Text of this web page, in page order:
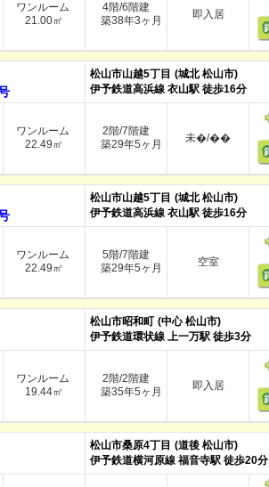
ワンルーム
21.00㎡
4階/6階建
築38年3ヶ月
即入居
松山市山越5丁目 (城北 松山市)
伊予鉄道高浜線 衣山駅 徒歩16分
ワンルーム
22.49㎡
2階/7階建
築29年5ヶ月
未�/��
松山市山越5丁目 (城北 松山市)
伊予鉄道高浜線 衣山駅 徒歩16分
ワンルーム
22.49㎡
5階/7階建
築29年5ヶ月
空室
松山市昭和町 (中心 松山市)
伊予鉄道環状線 上一万駅 徒歩3分
ワンルーム
19.44㎡
2階/2階建
築35年5ヶ月
即入居
松山市桑原4丁目 (道後 松山市)
伊予鉄道横河原線 福音寺駅 徒歩20分